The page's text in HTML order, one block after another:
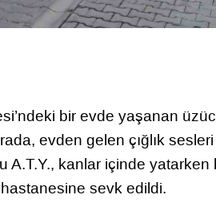
bir evde yaşanan
evden gelen çığlık
A.T.Y., kanlar içinde
sevk edildi.